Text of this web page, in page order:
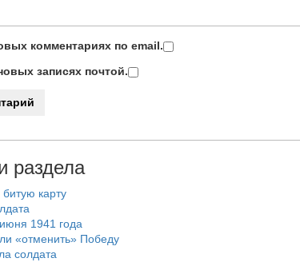
комментариях по email.
записях почтой.
раздела
карту
1941 года
«отменить» Победу
солдата